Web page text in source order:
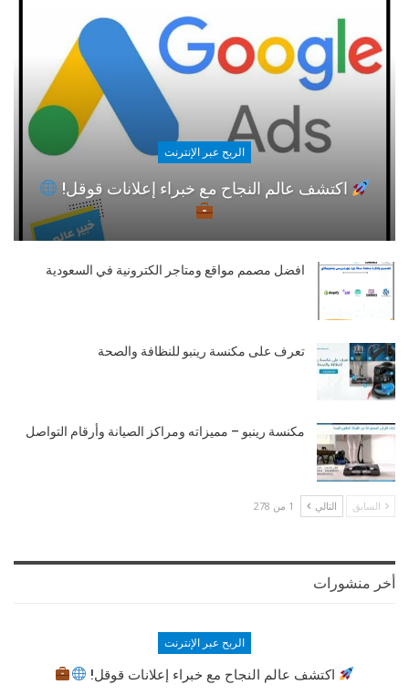
الربح عبر الإنترنت
اكتشف عالم النجاح مع خبراء إعلانات قوقل!
افضل مصمم مواقع ومتاجر الكترونية في السعودية
تعرف على مكنسة رينبو للنظافة والصحة
مكنسة رينبو – مميزاته ومراكز الصيانة وأرقام التواصل
السابق التالي 1 من 278
أخر منشورات
الربح عبر الإنترنت
اكتشف عالم النجاح مع خبراء إعلانات قوقل!